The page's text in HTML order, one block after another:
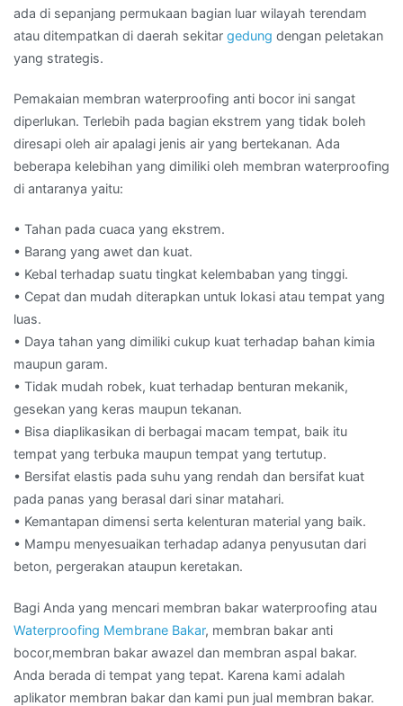
ada di sepanjang permukaan bagian luar wilayah terendam
atau ditempatkan di daerah sekitar gedung dengan peletakan
yang strategis.
Pemakaian membran waterproofing anti bocor ini sangat
diperlukan. Terlebih pada bagian ekstrem yang tidak boleh
diresapi oleh air apalagi jenis air yang bertekanan. Ada
beberapa kelebihan yang dimiliki oleh membran waterproofing
di antaranya yaitu:
• Tahan pada cuaca yang ekstrem.
• Barang yang awet dan kuat.
• Kebal terhadap suatu tingkat kelembaban yang tinggi.
• Cepat dan mudah diterapkan untuk lokasi atau tempat yang
luas.
• Daya tahan yang dimiliki cukup kuat terhadap bahan kimia
maupun garam.
• Tidak mudah robek, kuat terhadap benturan mekanik,
gesekan yang keras maupun tekanan.
• Bisa diaplikasikan di berbagai macam tempat, baik itu
tempat yang terbuka maupun tempat yang tertutup.
• Bersifat elastis pada suhu yang rendah dan bersifat kuat
pada panas yang berasal dari sinar matahari.
• Kemantapan dimensi serta kelenturan material yang baik.
• Mampu menyesuaikan terhadap adanya penyusutan dari
beton, pergerakan ataupun keretakan.
Bagi Anda yang mencari membran bakar waterproofing atau
Waterproofing Membrane Bakar, membran bakar anti
bocor,membran bakar awazel dan membran aspal bakar.
Anda berada di tempat yang tepat. Karena kami adalah
aplikator membran bakar dan kami pun jual membran bakar.